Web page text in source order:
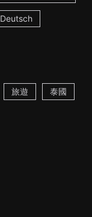
Deutsch
旅遊 泰國